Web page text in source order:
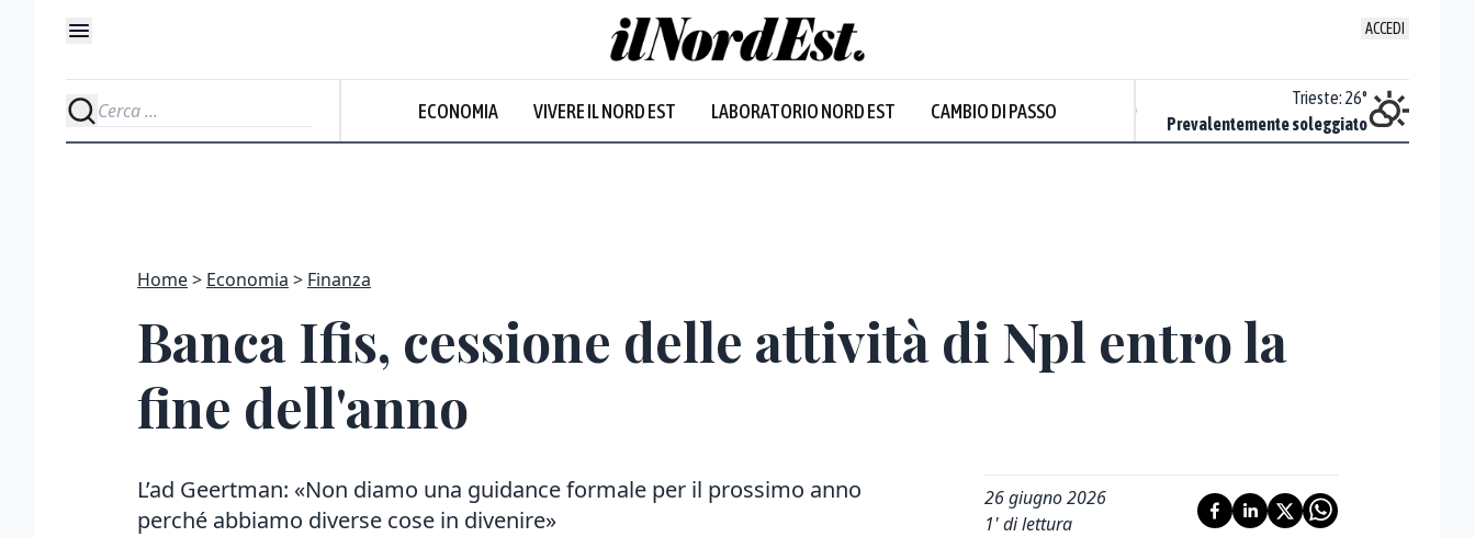
ACCEDI
ECONOMIA VIVERE IL NORD EST LABORATORIO NORD EST CAMBIO DI PASSO
Temporali
Prevalentemente soleggiato
Trieste: 26°
Prevalentemente soleggiato
Home Economia Finanza
Banca Ifis, cessione delle attività di Npl entro la
fine dell'anno
L’ad Geertman: «Non diamo una guidance formale per il prossimo anno
perché abbiamo diverse cose in divenire»
26 giugno 2026
1' di lettura